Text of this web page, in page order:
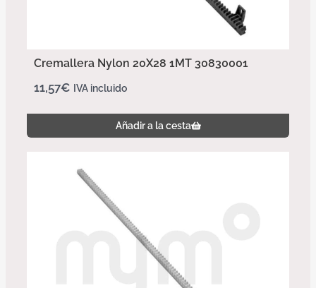
Cremallera Nylon 20X28 1MT 30830001
11,57€ IVA incluido
Añadir a la cesta